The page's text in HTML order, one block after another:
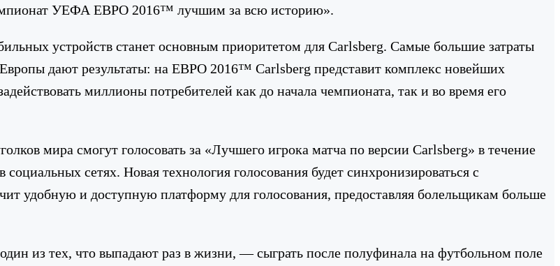
УЕФА ЕВРО 2016™ лучшим за всю историю».
устройств станет основным приоритетом для Carlsberg. Самые большие затраты
дают результаты: на ЕВРО 2016™ Carlsberg представит комплекс новейших
миллионы потребителей как до начала чемпионата, так и во время его
мира смогут голосовать за «Лучшего игрока матча по версии Carlsberg» в течение
сетях. Новая технология голосования будет синхронизироваться с
удобную и доступную платформу для голосования, предоставляя болельщикам больше
из тех, что выпадают раз в жизни, — сыграть после полуфинала на футбольном поле